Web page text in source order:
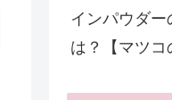
インパウダ
は？【マツコ